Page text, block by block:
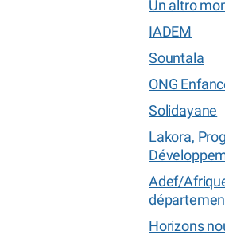
Un altro
IADEM
Sountala
ONG
Solidayane
Lakora,
Adef/
Horizons